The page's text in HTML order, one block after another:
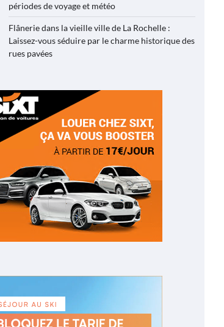
périodes de voyage et météo
Flânerie dans la vieille ville de La Rochelle :
Laissez-vous séduire par le charme historique des
rues pavées